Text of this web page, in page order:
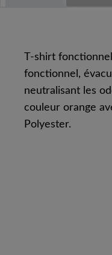
T-shirt
fonctionnel,
neutralisant les
couleur orange
Polyester.